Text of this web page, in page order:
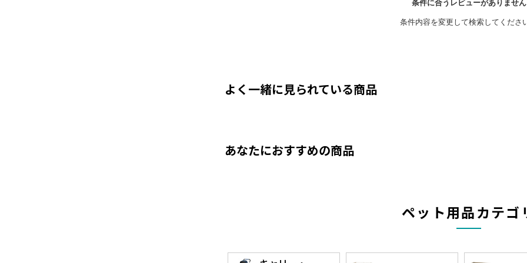
よく一緒に見られている商品
あなたにおすすめの商品
ペット用品カテゴ